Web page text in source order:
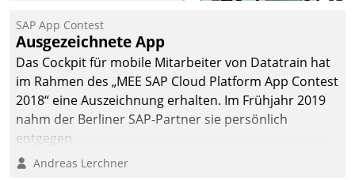
Jahresbeginn eine
Überblick, Einsicht und
Eingriff bietende Lösung.
Zur Entwicklung setzte
man auf
Cloudtechnologie,
bewährte und Startup-
agile Projektmethoden.
SAP App Contest
Ausgezeichnete App
Das Cockpit für mobile Mitarbeiter von Datatrain hat
im Rahmen des „MEE SAP Cloud Platform App Contest
2018“ eine Auszeichnung erhalten. Im Frühjahr 2019
nahm der Berliner SAP-Partner sie persönlich
entgegen.
Andreas Lerchner